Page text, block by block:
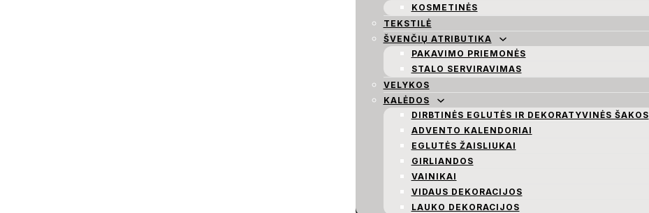
KOSMETINĖS
TEKSTILĖ
ŠVENČIŲ ATRIBUTIKA
PAKAVIMO PRIEMONĖS
STALO SERVIRAVIMAS
VELYKOS
KALĖDOS
DIRBTINĖS EGLUTĖS IR DEKORATYVINĖS ŠAKOS
ADVENTO KALENDORIAI
EGLUTĖS ŽAISLIUKAI
GIRLIANDOS
VAINIKAI
VIDAUS DEKORACIJOS
LAUKO DEKORACIJOS